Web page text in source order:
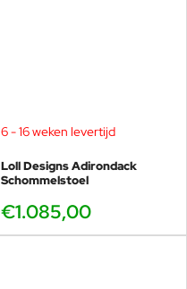
6 - 16 weken levertijd
Loll Designs Adirondack
Schommelstoel
€1.085,00